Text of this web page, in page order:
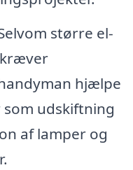
større el-
kræver
hjælpe
udskiftning
af lamper og